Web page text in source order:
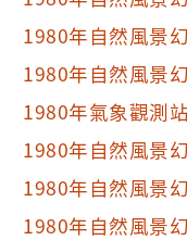
1980年自然風景
1980年自然風景
1980年氣象觀測
1980年自然風景
1980年自然風景
1980年自然風景